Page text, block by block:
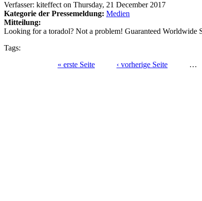
Verfasser: kiteffect on Thursday, 21 December 2017
Kategorie der Pressemeldung: Medien
Mitteilung:
Looking for a toradol? Not a problem! Guaranteed Worldwide
Tags:
« erste Seite ‹ vorherige Seite …